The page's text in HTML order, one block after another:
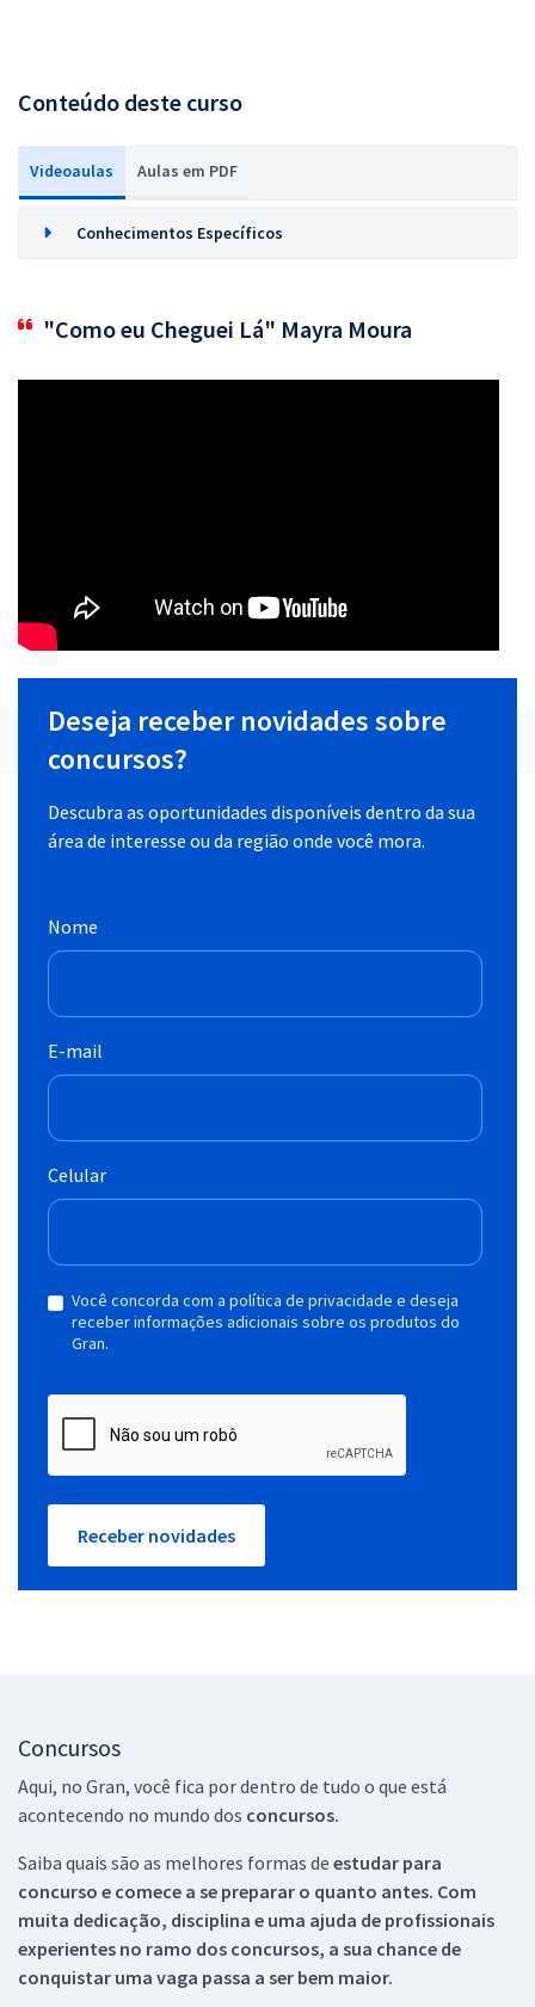
Conteúdo deste curso
Videoaulas Aulas em PDF
Conhecimentos Específicos
"Como eu Cheguei Lá" Mayra Moura
Deseja receber novidades sobre
concursos?
Descubra as oportunidades disponíveis dentro da sua
área de interesse ou da região onde você mora.
Nome
E-mail
Celular
Você concorda com a política de privacidade e deseja
receber informações adicionais sobre os produtos do
Gran.
Receber novidades
Concursos
Aqui, no Gran, você fica por dentro de tudo o que está
acontecendo no mundo dos concursos.
Saiba quais são as melhores formas de estudar para
concurso e comece a se preparar o quanto antes. Com
muita dedicação, disciplina e uma ajuda de profissionais
experientes no ramo dos concursos, a sua chance de
conquistar uma vaga passa a ser bem maior.